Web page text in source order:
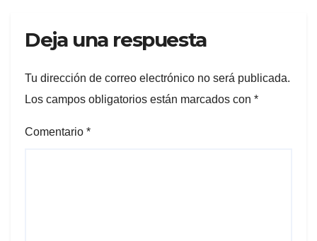
Deja una respuesta
Tu dirección de correo electrónico no será publicada.
Los campos obligatorios están marcados con *
Comentario *